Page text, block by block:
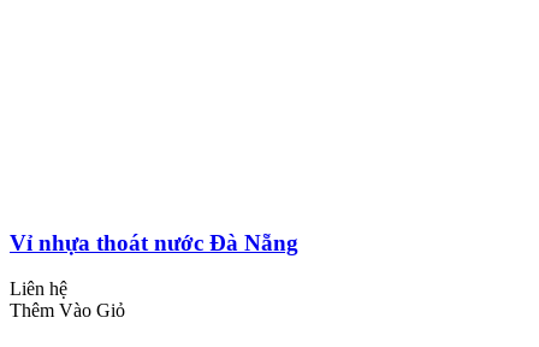
Vỉ nhựa thoát nước Đà Nẵng
Liên hệ
Thêm Vào Giỏ